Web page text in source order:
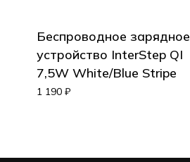
Беспроводное зарядное
устройство InterStep QI
7,5W White/Blue Stripe
1 190 ₽